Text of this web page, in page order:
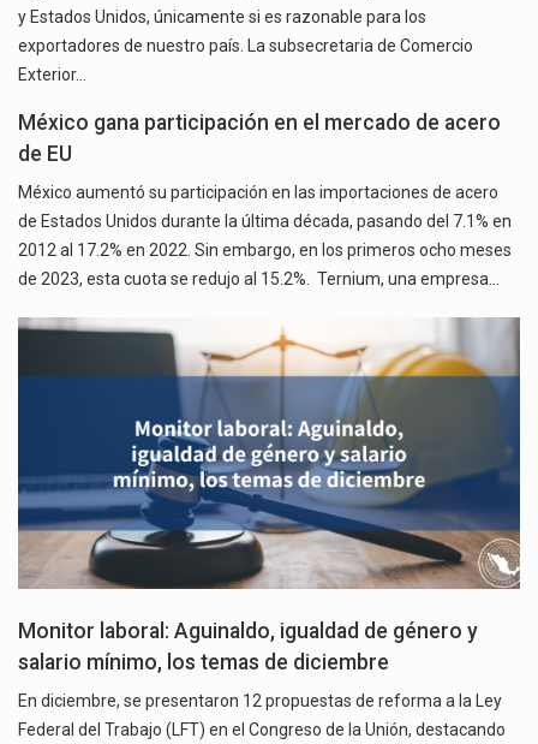
y Estados Unidos, únicamente si es razonable para los
exportadores de nuestro país. La subsecretaria de Comercio
Exterior…
México gana participación en el mercado de acero
de EU
México aumentó su participación en las importaciones de acero
de Estados Unidos durante la última década, pasando del 7.1% en
2012 al 17.2% en 2022. Sin embargo, en los primeros ocho meses
de 2023, esta cuota se redujo al 15.2%. Ternium, una empresa…
Monitor laboral: Aguinaldo, igualdad de género y
salario mínimo, los temas de diciembre
En diciembre, se presentaron 12 propuestas de reforma a la Ley
Federal del Trabajo (LFT) en el Congreso de la Unión, destacando